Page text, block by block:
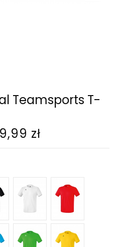
Teamsports T-
zł